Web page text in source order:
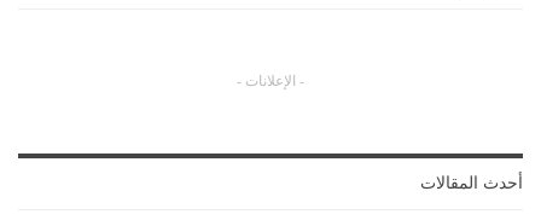
- الإعلانات -
أحدث المقالات